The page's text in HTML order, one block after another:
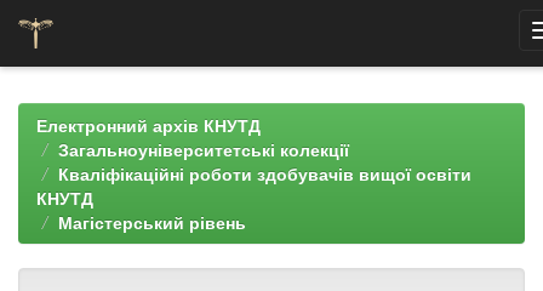
navigationЕлектронний архів КНУТД
Загальноуніверситетські колекції
Кваліфікаційні роботи здобувачів вищої освіти
КНУТД
Магістерський рівень